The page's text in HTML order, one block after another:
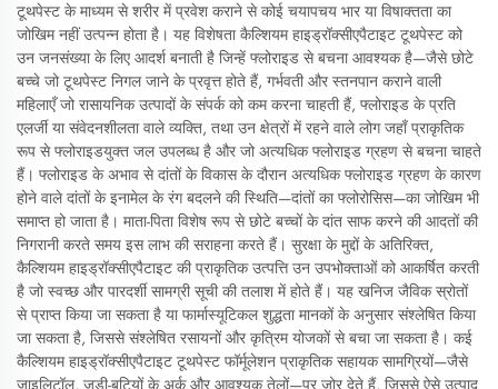
टूथपेस्ट के माध्यम से शरीर में प्रवेश कराने से कोई चयापचय भार या विषाक्तता का
जोखिम नहीं उत्पन्न होता है। यह विशेषता कैल्शियम हाइड्रॉक्सीएपैटाइट टूथपेस्ट को
उन जनसंख्या के लिए आदर्श बनाती है जिन्हें फ्लोराइड से बचना आवश्यक है—जैसे छोटे
बच्चे जो टूथपेस्ट निगल जाने के प्रवृत्त होते हैं, गर्भवती और स्तनपान कराने वाली
महिलाएँ जो रासायनिक उत्पादों के संपर्क को कम करना चाहती हैं, फ्लोराइड के प्रति
एलर्जी या संवेदनशीलता वाले व्यक्ति, तथा उन क्षेत्रों में रहने वाले लोग जहाँ प्राकृतिक
रूप से फ्लोराइडयुक्त जल उपलब्ध है और जो अत्यधिक फ्लोराइड ग्रहण से बचना चाहते
हैं। फ्लोराइड के अभाव से दांतों के विकास के दौरान अत्यधिक फ्लोराइड ग्रहण के कारण
होने वाले दांतों के इनामेल के रंग बदलने की स्थिति—दांतों का फ्लोरोसिस—का जोखिम भी
समाप्त हो जाता है। माता-पिता विशेष रूप से छोटे बच्चों के दांत साफ करने की आदतों की
निगरानी करते समय इस लाभ की सराहना करते हैं। सुरक्षा के मुद्दों के अतिरिक्त,
कैल्शियम हाइड्रॉक्सीएपैटाइट की प्राकृतिक उत्पत्ति उन उपभोक्ताओं को आकर्षित करती
है जो स्वच्छ और पारदर्शी सामग्री सूची की तलाश में होते हैं। यह खनिज जैविक स्रोतों
से प्राप्त किया जा सकता है या फार्मास्यूटिकल शुद्धता मानकों के अनुसार संश्लेषित किया
जा सकता है, जिससे संश्लेषित रसायनों और कृत्रिम योजकों से बचा जा सकता है। कई
कैल्शियम हाइड्रॉक्सीएपैटाइट टूथपेस्ट फॉर्मूलेशन प्राकृतिक सहायक सामग्रियों—जैसे
ज़ाइलिटॉल, जड़ी-बूटियों के अर्क और आवश्यक तेलों—पर जोर देते हैं, जिससे ऐसे उत्पाद